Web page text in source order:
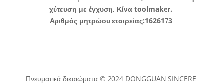
χύτευση με έγχυση, Κίνα toolmaker.
Αριθμός μητρώου εταιρείας:1626173
Πνευματικά δικαιώματα © 2024 DONGGUAN SINCERE